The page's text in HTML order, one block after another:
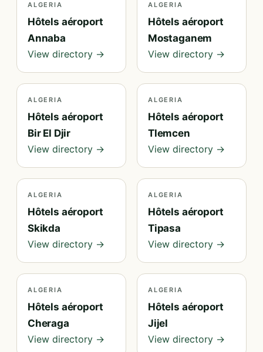
ALGERIA
Hôtels aéroport
Annaba
View directory →
ALGERIA
Hôtels aéroport
Mostaganem
View directory →
ALGERIA
Hôtels aéroport
Bir El Djir
View directory →
ALGERIA
Hôtels aéroport
Tlemcen
View directory →
ALGERIA
Hôtels aéroport
Skikda
View directory →
ALGERIA
Hôtels aéroport
Tipasa
View directory →
ALGERIA
Hôtels aéroport
Cheraga
View directory →
ALGERIA
Hôtels aéroport
Jijel
View directory →